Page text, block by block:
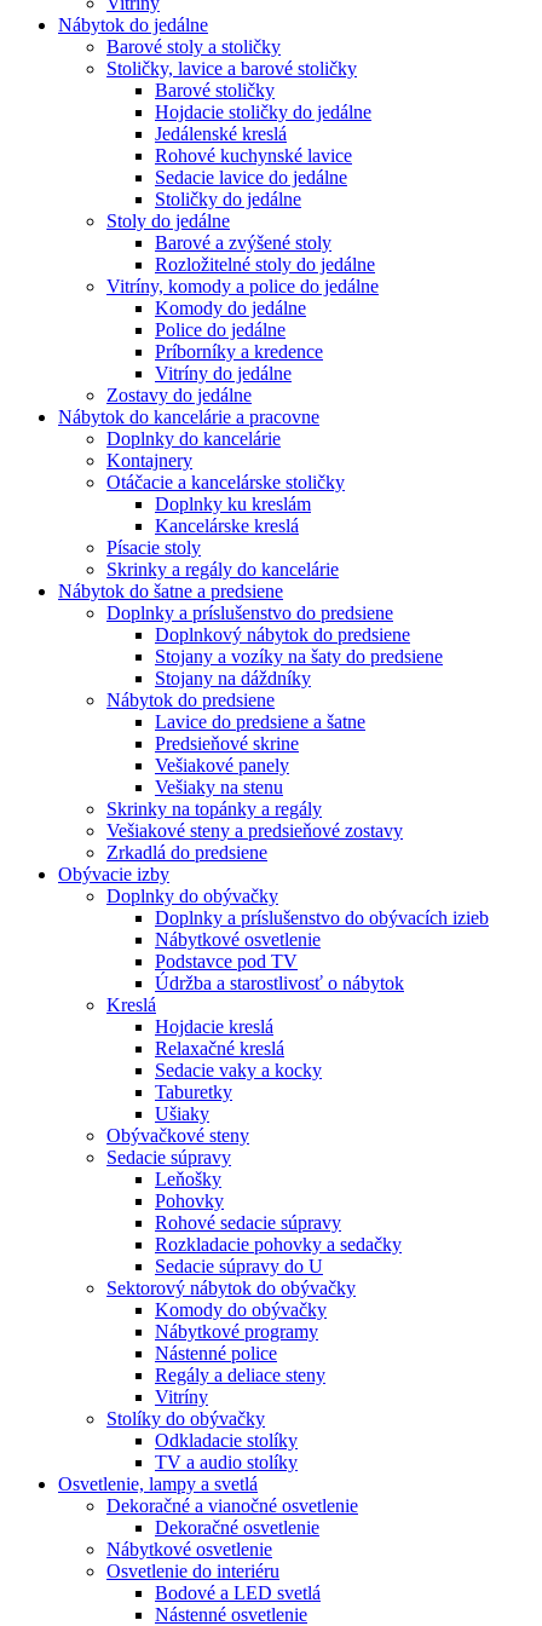
Nábytok do jedálne
Barové stoly a stoličky
Stoličky, lavice a barové stoličky
Barové stoličky
Hojdacie stoličky do jedálne
Jedálenské kreslá
Rohové kuchynské lavice
Sedacie lavice do jedálne
Stoličky do jedálne
Stoly do jedálne
Barové a zvýšené stoly
Rozložitelné stoly do jedálne
Vitríny, komody a police do jedálne
Komody do jedálne
Police do jedálne
Príborníky a kredence
Vitríny do jedálne
Zostavy do jedálne
Nábytok do kancelárie a pracovne
Doplnky do kancelárie
Kontajnery
Otáčacie a kancelárske stoličky
Doplnky ku kreslám
Kancelárske kreslá
Písacie stoly
Skrinky a regály do kancelárie
Nábytok do šatne a predsiene
Doplnky a príslušenstvo do predsiene
Doplnkový nábytok do predsiene
Stojany a vozíky na šaty do predsiene
Stojany na dáždníky
Nábytok do predsiene
Lavice do predsiene a šatne
Predsieňové skrine
Vešiakové panely
Vešiaky na stenu
Skrinky na topánky a regály
Vešiakové steny a predsieňové zostavy
Zrkadlá do predsiene
Obývacie izby
Doplnky do obývačky
Doplnky a príslušenstvo do obývacích izieb
Nábytkové osvetlenie
Podstavce pod TV
Údržba a starostlivosť o nábytok
Kreslá
Hojdacie kreslá
Relaxačné kreslá
Sedacie vaky a kocky
Taburetky
Ušiaky
Obývačkové steny
Sedacie súpravy
Leňošky
Pohovky
Rohové sedacie súpravy
Rozkladacie pohovky a sedačky
Sedacie súpravy do U
Sektorový nábytok do obývačky
Komody do obývačky
Nábytkové programy
Nástenné police
Regály a deliace steny
Vitríny
Stolíky do obývačky
Odkladacie stolíky
TV a audio stolíky
Osvetlenie, lampy a svetlá
Dekoračné a vianočné osvetlenie
Dekoračné osvetlenie
Nábytkové osvetlenie
Osvetlenie do interiéru
Bodové a LED svetlá
Nástenné osvetlenie